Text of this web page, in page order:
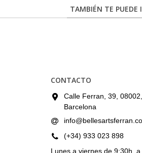
TAMBIÉN TE PUEDE
CONTACTO
Calle Ferran, 39, 08002,
Barcelona
(+34) 933 023 898
Lunes a viernes de 9:30h. a